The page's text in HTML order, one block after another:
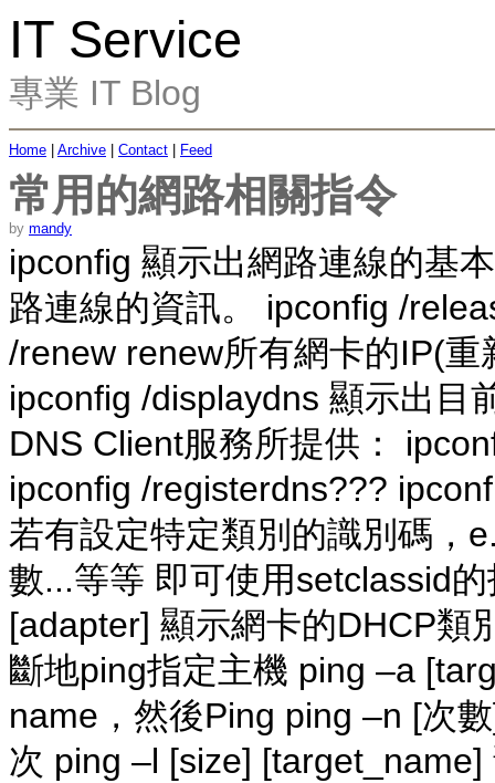
IT Service
專業 IT Blog
Home Archive Contact Feed
常用的網路相關指令
by mandy
ipconfig 顯示出網路連線的基
路連線的資訊。 ipconfig /
/renew renew所有網卡的IP(
ipconfig /displaydns 顯示出目
DNS Client服務所提供：
ipconfig /registerdns???
若有設定特定類別的識別碼，
數...等等 即可使用setclassid
[adapter] 顯示網卡的DHCP類
斷地ping指定主機 ping –a
name，然後Ping ping –n [次
次 ping –l [size]